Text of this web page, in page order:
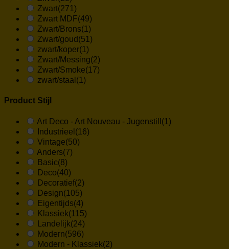
Zwart(271)
Zwart MDF(49)
Zwart/Brons(1)
Zwart/goud (51)
zwart/koper(1)
Zwart/Messing(2)
Zwart/Smoke(17)
zwart/staal (1)
Product Stijl
Art Deco - Art Nouveau - Jugenstill (1)
Industrieel (16)
Vintage(50)
Anders(7)
Basic(8)
Deco(40)
Decoratief(2)
Design(105)
Eigentijds(4)
Klassiek(115)
Landelijk(24)
Modern(596)
Modern - Klassiek(2)